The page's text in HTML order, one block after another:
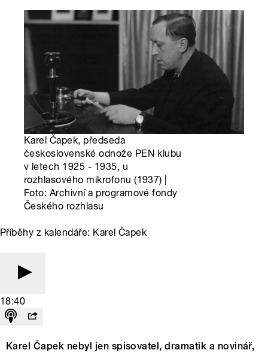
Karel Čapek, předseda
československé odnože PEN klubu
v letech 1925 - 1935, u
rozhlasového mikrofonu (1937) |
Foto: Archivní a programové fondy
Českého rozhlasu
Příběhy z kalendáře: Karel Čapek
18:40
Karel Čapek nebyl jen spisovatel, dramatik a novinář,